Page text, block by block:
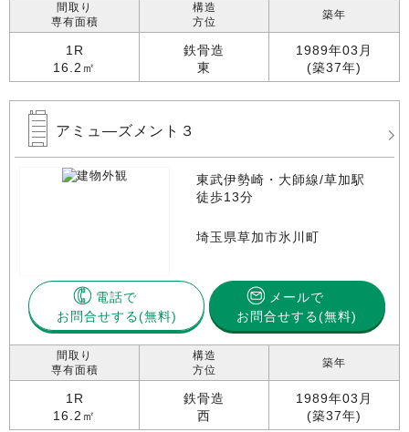
間取り
専有面積
1R
16.2㎡
構造
方位
鉄骨造
東
築年
1989年03月
(築37年)
アミュ―ズメント３
東武伊勢崎・大師線/草加駅
徒歩13分
埼玉県草加市氷川町
電話で
お問合せする
メールで
お問合せする(無料)
間取り
専有面積
1R
16.2㎡
構造
方位
鉄骨造
西
築年
1989年03月
(築37年)